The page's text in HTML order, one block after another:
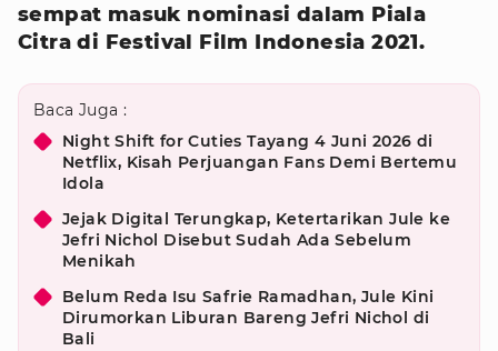
sempat masuk nominasi dalam Piala
Citra di Festival Film Indonesia 2021.
Baca Juga :
Night Shift for Cuties Tayang 4 Juni 2026 di
Netflix, Kisah Perjuangan Fans Demi Bertemu
Idola
Jejak Digital Terungkap, Ketertarikan Jule ke
Jefri Nichol Disebut Sudah Ada Sebelum
Menikah
Belum Reda Isu Safrie Ramadhan, Jule Kini
Dirumorkan Liburan Bareng Jefri Nichol di
Bali